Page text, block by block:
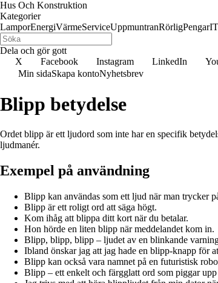
Hus Och Konstruktion
Kategorier
LamporEnergiVärmeServiceUppmuntranRörligPengarIT
Dela och gör gott
X
Facebook Instagram LinkedIn
Min sidaSkapa kontoNyhetsbrev
Blipp betydelse
Ordet blipp är ett ljudord som inte har en specifik
ljudmanér.
Exempel på användning
Blipp kan användas som ett ljud när man trycker
Blipp är ett roligt ord att säga högt.
Kom ihåg att blippa ditt kort när du betalar.
Hon hörde en liten blipp när meddelandet kom in.
Blipp, blipp, blipp – ljudet av en blinkande
Ibland önskar jag att jag hade en blipp-knapp för
Blipp kan också vara namnet på en futuristisk
Blipp – ett enkelt och färgglatt ord som piggar upp